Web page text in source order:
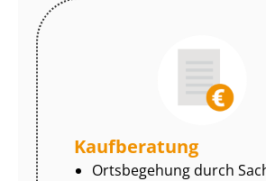
Kaufberatung
Ortsbegehung durch